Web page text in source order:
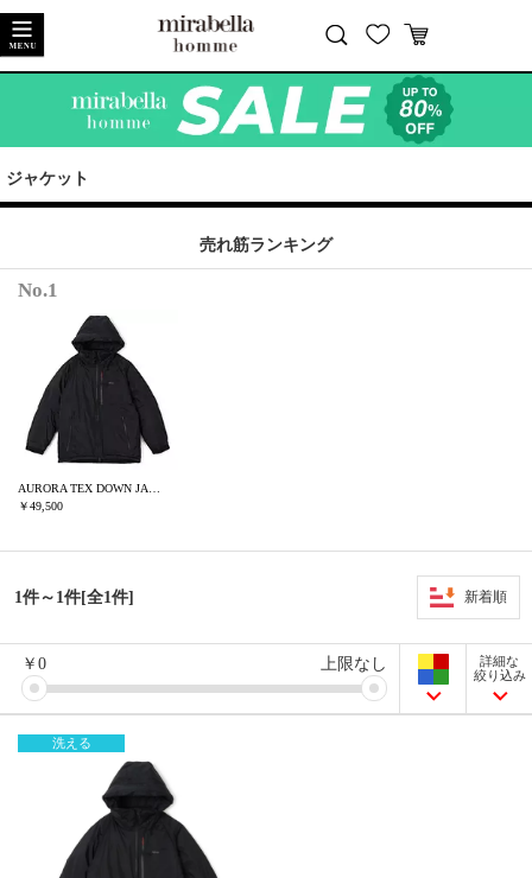
ジャケット
売れ筋ランキング
No.1
￥49,500
1件～1件[全1件] 新着順
￥ 0 上限なし
詳細な
絞り込み
洗える